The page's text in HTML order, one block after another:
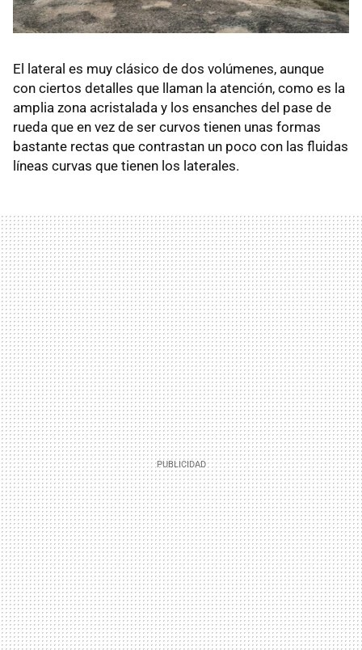
El lateral es muy clásico de dos volúmenes, aunque
con ciertos detalles que llaman la atención, como es la
amplia zona acristalada y los ensanches del pase de
rueda que en vez de ser curvos tienen unas formas
bastante rectas que contrastan un poco con las fluidas
líneas curvas que tienen los laterales.